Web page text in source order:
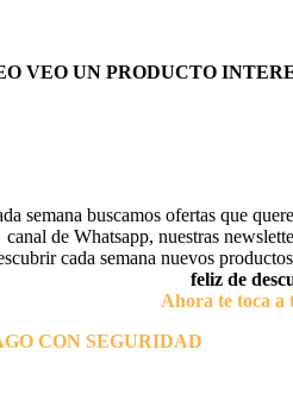
VEO UN PRODUCTO
semana buscamos ofertas que
canal de Whatsapp, nuestras
cada semana nuevos
feliz de
Ahora te toca a
CON SEGURIDAD